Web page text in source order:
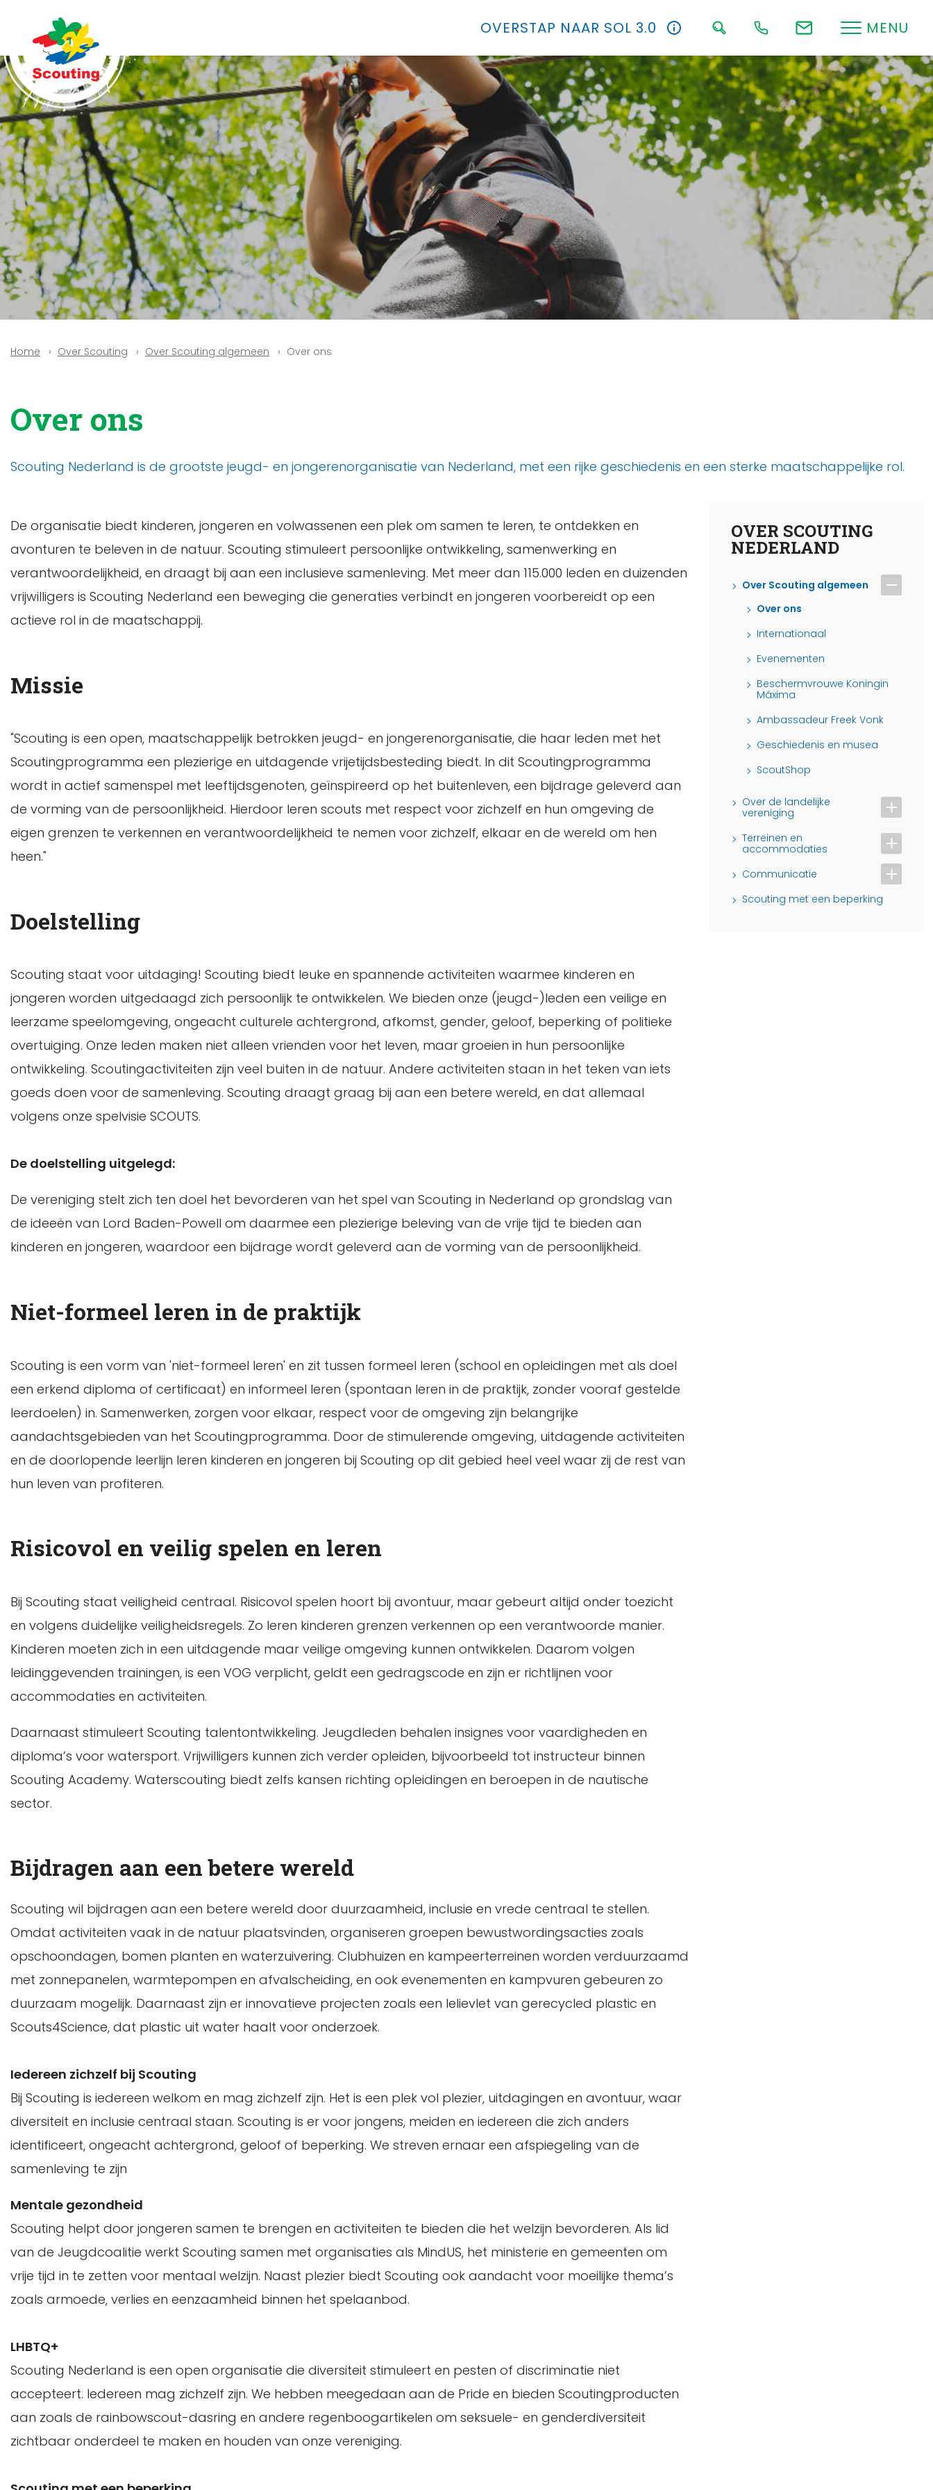
OVERSTAP NAAR SOL 3.0 MENU
Home Over Scouting Over Scouting algemeen Over ons
Over ons
Scouting Nederland is de grootste jeugd- en jongerenorganisatie van Nederland, met een rijke geschiedenis en een sterke maatschappelijke rol.
De organisatie biedt kinderen, jongeren en volwassenen een plek om samen te leren, te ontdekken en
avonturen te beleven in de natuur. Scouting stimuleert persoonlijke ontwikkeling, samenwerking en
verantwoordelijkheid, en draagt bij aan een inclusieve samenleving. Met meer dan 115.000 leden en duizenden
vrijwilligers is Scouting Nederland een beweging die generaties verbindt en jongeren voorbereidt op een
actieve rol in de maatschappij.
Missie
"Scouting is een open, maatschappelijk betrokken jeugd- en jongerenorganisatie, die haar leden met het
Scoutingprogramma een plezierige en uitdagende vrijetijdsbesteding biedt. In dit Scoutingprogramma
wordt in actief samenspel met leeftijdsgenoten, geïnspireerd op het buitenleven, een bijdrage geleverd aan
de vorming van de persoonlijkheid. Hierdoor leren scouts met respect voor zichzelf en hun omgeving de
eigen grenzen te verkennen en verantwoordelijkheid te nemen voor zichzelf, elkaar en de wereld om hen
heen."
Doelstelling
Scouting staat voor uitdaging! Scouting biedt leuke en spannende activiteiten waarmee kinderen en
jongeren worden uitgedaagd zich persoonlijk te ontwikkelen. We bieden onze (jeugd-)leden een veilige en
leerzame speelomgeving, ongeacht culturele achtergrond, afkomst, gender, geloof, beperking of politieke
overtuiging. Onze leden maken niet alleen vrienden voor het leven, maar groeien in hun persoonlijke
ontwikkeling. Scoutingactiviteiten zijn veel buiten in de natuur. Andere activiteiten staan in het teken van iets
goeds doen voor de samenleving. Scouting draagt graag bij aan een betere wereld, en dat allemaal
volgens onze spelvisie SCOUTS.
De doelstelling uitgelegd:
De vereniging stelt zich ten doel het bevorderen van het spel van Scouting in Nederland op grondslag van
de ideeën van Lord Baden-Powell om daarmee een plezierige beleving van de vrije tijd te bieden aan
kinderen en jongeren, waardoor een bijdrage wordt geleverd aan de vorming van de persoonlijkheid.
Niet-formeel leren in de praktijk
Scouting is een vorm van 'niet-formeel leren' en zit tussen formeel leren (school en opleidingen met als doel
een erkend diploma of certificaat) en informeel leren (spontaan leren in de praktijk, zonder vooraf gestelde
leerdoelen) in. Samenwerken, zorgen voor elkaar, respect voor de omgeving zijn belangrijke
aandachtsgebieden van het Scoutingprogramma. Door de stimulerende omgeving, uitdagende activiteiten
en de doorlopende leerlijn leren kinderen en jongeren bij Scouting op dit gebied heel veel waar zij de rest van
hun leven van profiteren.
Risicovol en veilig spelen en leren
Bij Scouting staat veiligheid centraal. Risicovol spelen hoort bij avontuur, maar gebeurt altijd onder toezicht
en volgens duidelijke veiligheidsregels. Zo leren kinderen grenzen verkennen op een verantwoorde manier.
Kinderen moeten zich in een uitdagende maar veilige omgeving kunnen ontwikkelen. Daarom volgen
leidinggevenden trainingen, is een VOG verplicht, geldt een gedragscode en zijn er richtlijnen voor
accommodaties en activiteiten.
Daarnaast stimuleert Scouting talentontwikkeling. Jeugdleden behalen insignes voor vaardigheden en
diploma’s voor watersport. Vrijwilligers kunnen zich verder opleiden, bijvoorbeeld tot instructeur binnen
Scouting Academy. Waterscouting biedt zelfs kansen richting opleidingen en beroepen in de nautische
sector.
Bijdragen aan een betere wereld
Scouting wil bijdragen aan een betere wereld door duurzaamheid, inclusie en vrede centraal te stellen.
Omdat activiteiten vaak in de natuur plaatsvinden, organiseren groepen bewustwordingsacties zoals
opschoondagen, bomen planten en waterzuivering. Clubhuizen en kampeerterreinen worden verduurzaamd
met zonnepanelen, warmtepompen en afvalscheiding, en ook evenementen en kampvuren gebeuren zo
duurzaam mogelijk. Daarnaast zijn er innovatieve projecten zoals een lelievlet van gerecycled plastic en
Scouts4Science, dat plastic uit water haalt voor onderzoek.
Iedereen zichzelf bij Scouting
Bij Scouting is iedereen welkom en mag zichzelf zijn. Het is een plek vol plezier, uitdagingen en avontuur, waar
diversiteit en inclusie centraal staan. Scouting is er voor jongens, meiden en iedereen die zich anders
identificeert, ongeacht achtergrond, geloof of beperking. We streven ernaar een afspiegeling van de
samenleving te zijn
Mentale gezondheid
Scouting helpt door jongeren samen te brengen en activiteiten te bieden die het welzijn bevorderen. Als lid
van de Jeugdcoalitie werkt Scouting samen met organisaties als MindUS, het ministerie en gemeenten om
vrije tijd in te zetten voor mentaal welzijn. Naast plezier biedt Scouting ook aandacht voor moeilijke thema’s
zoals armoede, verlies en eenzaamheid binnen het spelaanbod.
LHBTQ+
Scouting Nederland is een open organisatie die diversiteit stimuleert en pesten of discriminatie niet
accepteert. Iedereen mag zichzelf zijn. We hebben meegedaan aan de Pride en bieden Scoutingproducten
aan zoals de rainbowscout-dasring en andere regenboogartikelen om seksuele- en genderdiversiteit
zichtbaar onderdeel te maken en houden van onze vereniging.
OVER SCOUTING
NEDERLAND
Over Scouting algemeen
Over ons
Internationaal
Evenementen
Beschermvrouwe Koningin
Máxima
Ambassadeur Freek Vonk
Geschiedenis en musea
ScoutShop
Over de landelijke
vereniging
Terreinen en
accommodaties
Communicatie
Scouting met een beperking